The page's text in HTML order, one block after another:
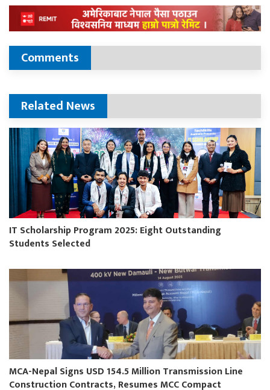
Comments
Related News
IT Scholarship Program 2025: Eight Outstanding
Students Selected
MCA-Nepal Signs USD 154.5 Million Transmission Line
Construction Contracts, Resumes MCC Compact